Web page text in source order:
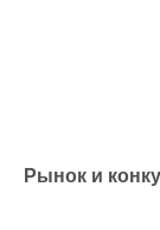
Рынок и